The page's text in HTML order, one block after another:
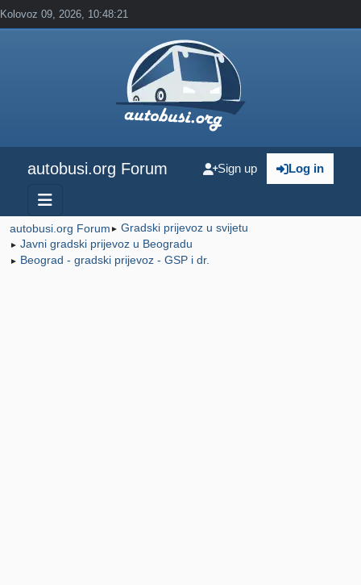
Kolovoz 09, 2026, 10:48:21
autobusi.org Forum Log in
Sign up
autobusi.org Forum ► Gradski prijevoz u svijetu
► Javni gradski prijevoz u Beogradu
► Beograd - gradski prijevoz - GSP i dr.